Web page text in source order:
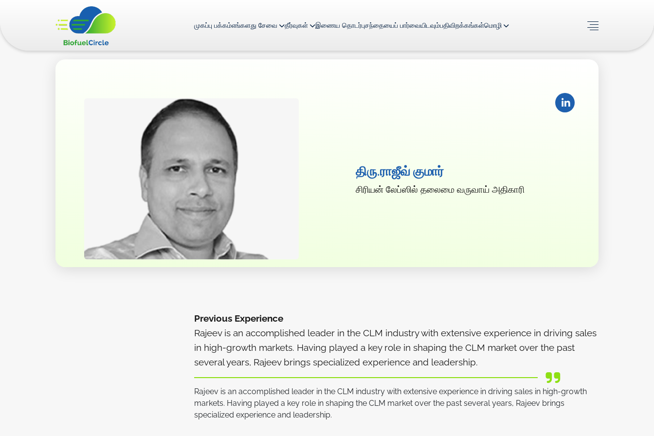
முகப்பு பக்கம்எங்களது சேவை தீர்வுகள் இணைய தொடர்புசந்தையைப் பார்வையிடவும்பதிவிறக்கங்கள்மொழி
திரு.ராஜீவ் குமார்
சிரியன் லேப்ஸில் தலைமை வருவாய் அதிகாரி
Previous Experience
Rajeev is an accomplished leader in the CLM industry with extensive experience in driving sales
in high-growth markets. Having played a key role in shaping the CLM market over the past
several years, Rajeev brings specialized experience and leadership.
Rajeev is an accomplished leader in the CLM industry with extensive experience in driving sales in high-growth
markets. Having played a key role in shaping the CLM market over the past several years, Rajeev brings
specialized experience and leadership.